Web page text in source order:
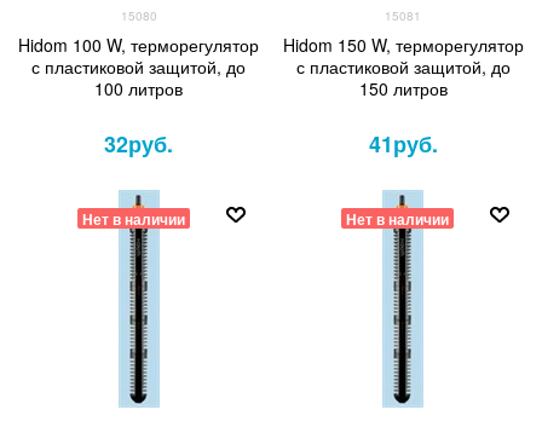
15080
Hidom 100 W, терморегулятор
с пластиковой защитой, до
100 литров
32руб.
15081
Hidom 150 W, терморегулятор
с пластиковой защитой, до
150 литров
41руб.
Нет в наличии Нет в наличии